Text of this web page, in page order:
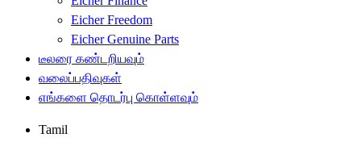
Eicher Freedom
Eicher Genuine Parts
டீலரை கண்டறியவும்
வலைப்பதிவுகள்
எங்களை தொடர்பு கொள்ளவும்
Tamil